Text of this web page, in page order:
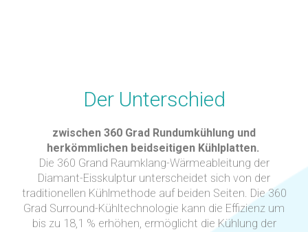
Der Unterschied
zwischen 360 Grad Rundumkühlung und
herkömmlichen beidseitigen Kühlplatten.
Die 360 Grand Raumklang-Wärmeableitung der
Diamant-Eisskulptur unterscheidet sich von der
traditionellen Kühlmethode auf beiden Seiten. Die 360
Grad Surround-Kühltechnologie kann die Effizienz um
bis zu 18,1 % erhöhen, ermöglicht die Kühlung der